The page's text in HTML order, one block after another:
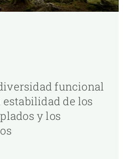
funcional
de los
y los